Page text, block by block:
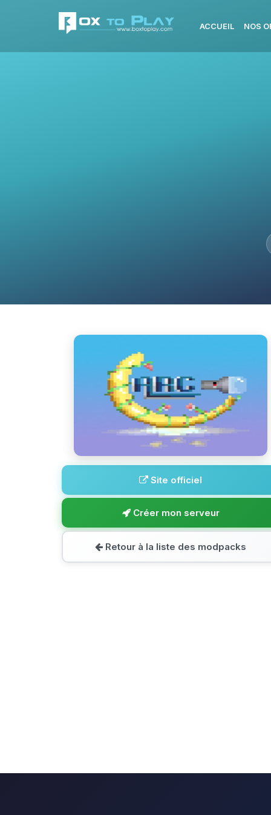
ACCUEIL NOS
Site officiel
Créer mon serveur
Retour à la liste des modpacks